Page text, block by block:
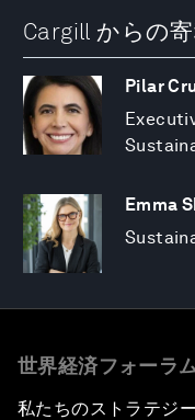
Cargill からの
Pilar
Emma
世界経済フォーラ
私たちのストラテジー